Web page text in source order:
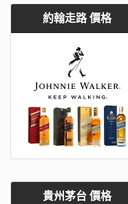
約翰走路 價格
貴州茅台 價格